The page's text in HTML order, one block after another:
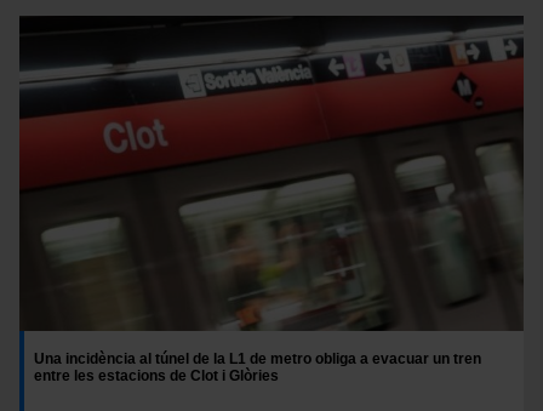
Una incidència al túnel de la L1 de metro obliga a evacuar un tren
entre les estacions de Clot i Glòries